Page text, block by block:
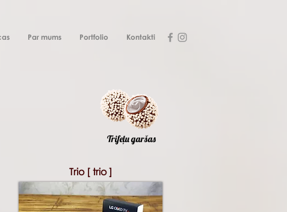
Par mums Portfolio Kontakti
Trifeļu garšas
Trio [ trio ]